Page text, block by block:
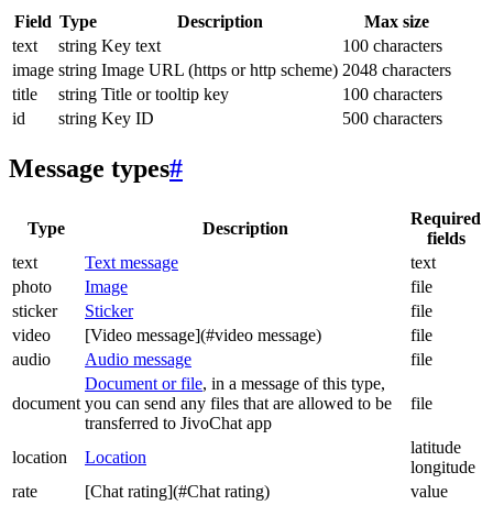
Field Type Description
Max size
text
string Key text
100 characters
image string Image URL (https or http scheme) 2048 characters
title
string Title or tooltip key
100 characters
id
string Key ID 500 characters
Message types#
Type Description
Required
fields
text
Text message
text
photo
Image
file
sticker
Sticker
file
video
[Video message](#video message)
file
audio
Audio message file
document
Document or file, in a message of this type,
you can send any files that are allowed to be
transferred to JivoChat app
file
location Location
latitude
longitude
rate
[Chat rating](#Chat rating)
value